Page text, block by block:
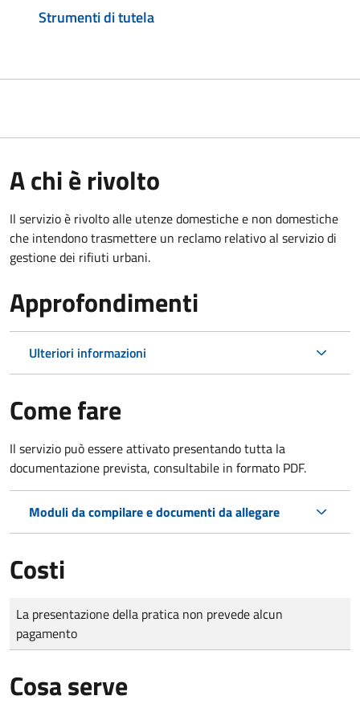
Strumenti di tutela
A chi è rivolto
Il servizio è rivolto alle utenze domestiche e non domestiche
che intendono trasmettere un reclamo relativo al servizio di
gestione dei rifiuti urbani.
Approfondimenti
Ulteriori informazioni
Come fare
Il servizio può essere attivato presentando tutta la
documentazione prevista, consultabile in formato PDF.
Moduli da compilare e documenti da allegare
Costi
Tipo di pagamento
Importo
La presentazione della pratica non prevede alcun
pagamento
Cosa serve